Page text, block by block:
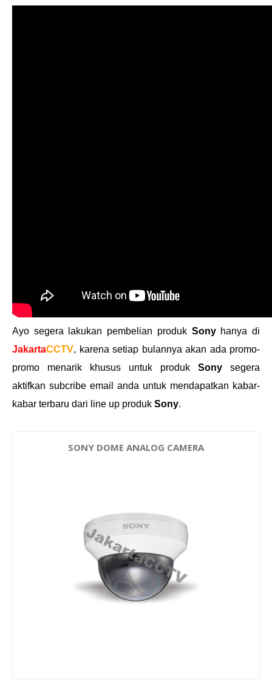
Ayo segera lakukan pembelian produk Sonyhanya di
JakartaCCTV, karena setiap bulannya akan ada promo-
promo menarik khusus untuk produk Sony segera
aktifkan subcribe email anda untuk mendapatkan kabar-
kabar terbaru dari line up produk Sony.
SONY DOME ANALOG CAMERA